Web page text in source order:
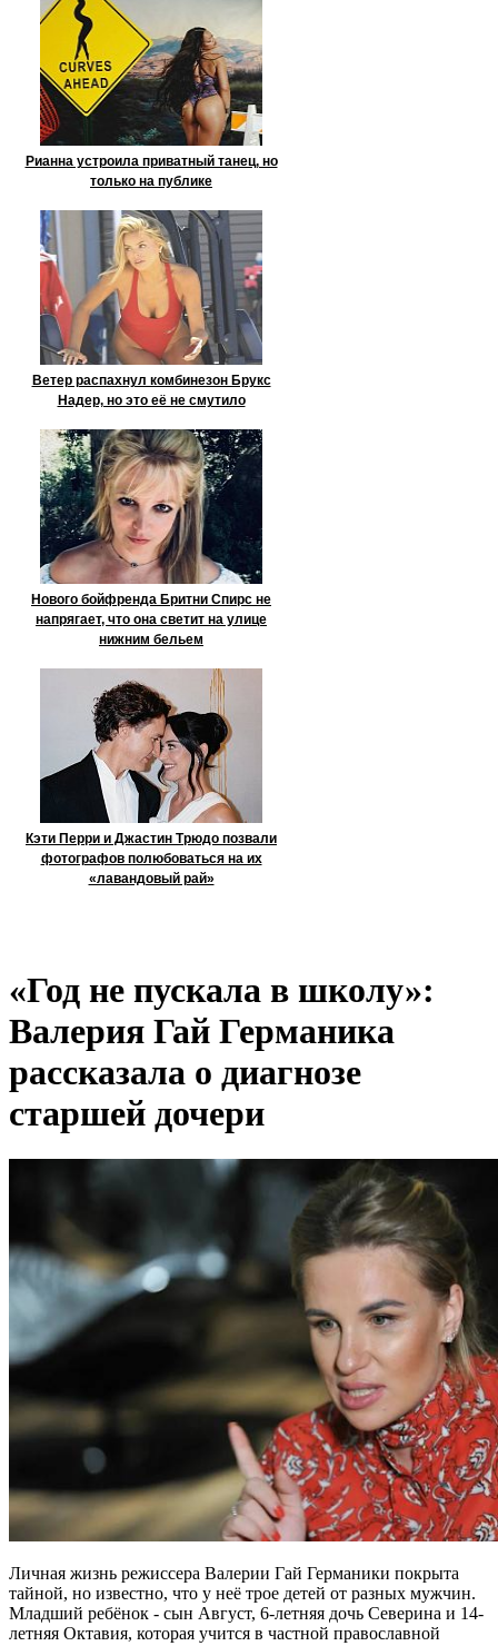
Рианна устроила приватный танец, но
только на публике
Ветер распахнул комбинезон Брукс
Надер, но это её не смутило
Нового бойфренда Бритни Спирс не
напрягает, что она светит на улице
нижним бельем
Кэти Перри и Джастин Трюдо позвали
фотографов полюбоваться на их
«лавандовый рай»
«Год не пускала в школу»:
Валерия Гай Германика
рассказала о диагнозе
старшей дочери
Личная жизнь режиссера Валерии Гай Германики покрыта
тайной, но известно, что у неё трое детей от разных мужчин.
Младший ребёнок - сын Август, 6-летняя дочь Северина и 14-
летняя Октавия, которая учится в частной православной